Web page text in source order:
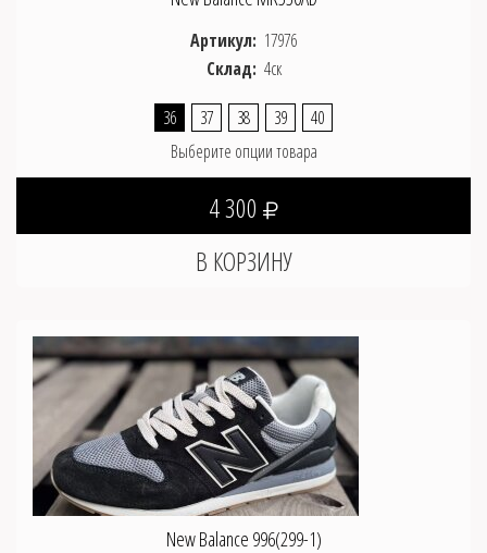
Артикул: 17976
Склад: 4ск
36 37 38 39
40
Выберите опции товара
4 300
New Balance 996(299-1)